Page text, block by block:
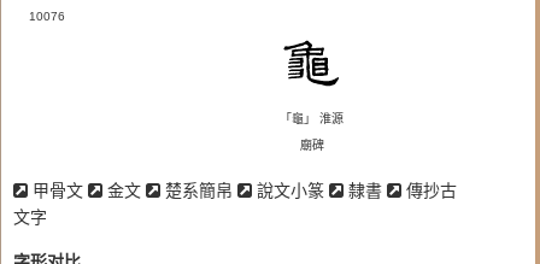
10076
「龜」
淮源
廟碑
甲骨文 金文 楚系簡帛 說文小篆 隸書
傳抄古
文字